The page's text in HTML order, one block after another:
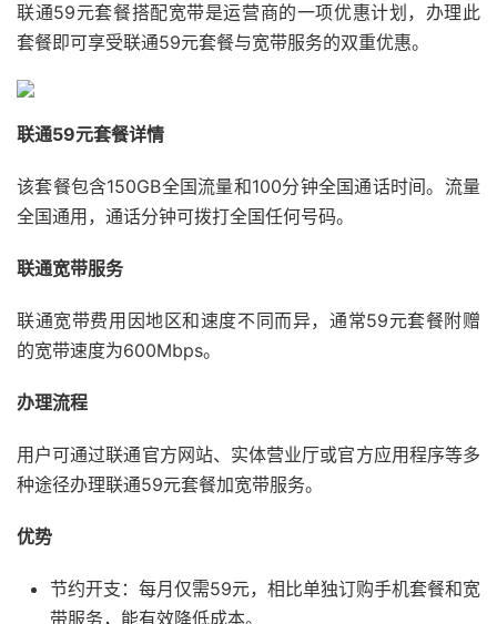
联通59元套餐搭配宽带是运营商的一项优惠计划，办理此
套餐即可享受联通59元套餐与宽带服务的双重优惠。
联通59元套餐详情
该套餐包含150GB全国流量和100分钟全国通话时间。流量
全国通用，通话分钟可拨打全国任何号码。
联通宽带服务
联通宽带费用因地区和速度不同而异，通常59元套餐附赠
的宽带速度为600Mbps。
办理流程
用户可通过联通官方网站、实体营业厅或官方应用程序等多
种途径办理联通59元套餐加宽带服务。
优势
节约开支：每月仅需59元，相比单独订购手机套餐和宽
带服务，能有效降低成本。